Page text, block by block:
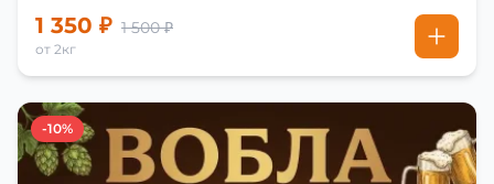
1 350 ₽ 1 500 ₽
от 2кг
-10%